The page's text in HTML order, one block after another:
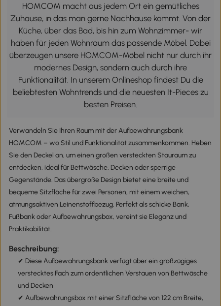
HOMCOM macht aus jedem Ort ein gemütliches
Zuhause, in das man gerne Nachhause kommt. Von der
Küche, über das Bad, bis hin zum Wohnzimmer- wir
haben für jeden Wohnraum das passende Möbel. Dabei
überzeugen unsere HOMCOM-Möbel nicht nur durch ihr
modernes Design, sondern auch durch ihre
Funktionalität. In unserem Onlineshop findest Du die
beliebtesten Wohntrends und die neuesten It-Pieces zu
besten Preisen.
Verwandeln Sie Ihren Raum mit der Aufbewahrungsbank
HOMCOM – wo Stil und Funktionalität zusammenkommen. Heben
Sie den Deckel an, um einen großen versteckten Stauraum zu
entdecken, ideal für Bettwäsche, Decken oder sperrige
Gegenstände. Das übergroße Design bietet eine breite und
bequeme Sitzfläche für zwei Personen, mit einem weichen,
atmungsaktiven Leinenstoffbezug. Perfekt als schicke Bank,
Fußbank oder Aufbewahrungsbox, vereint sie Eleganz und
Praktikabilität.
Beschreibung:
✔ Diese Aufbewahrungsbank verfügt über ein großzügiges
verstecktes Fach zum ordentlichen Verstauen von Bettwäsche
und Decken
✔ Aufbewahrungsbox mit einer Sitzfläche von 122 cm Breite,